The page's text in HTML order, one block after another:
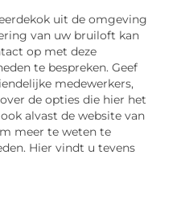
uit de omgeving
van uw bruiloft kan
op met deze
te bespreken. Geef
medewerkers,
de opties die hier het
alvast de website van
meer te weten te
Hier vindt u tevens